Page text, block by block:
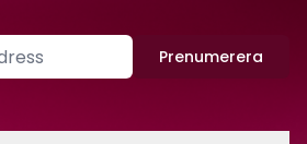
Prenumerera